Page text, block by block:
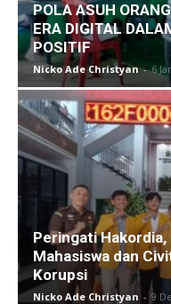
POLA ASUH
ERA DIGITAL
POSITIF
Nicko Ade Christyan - 6
Peringati Hakordia,
Mahasiswa dan
Korupsi
Nicko Ade Christyan - 9